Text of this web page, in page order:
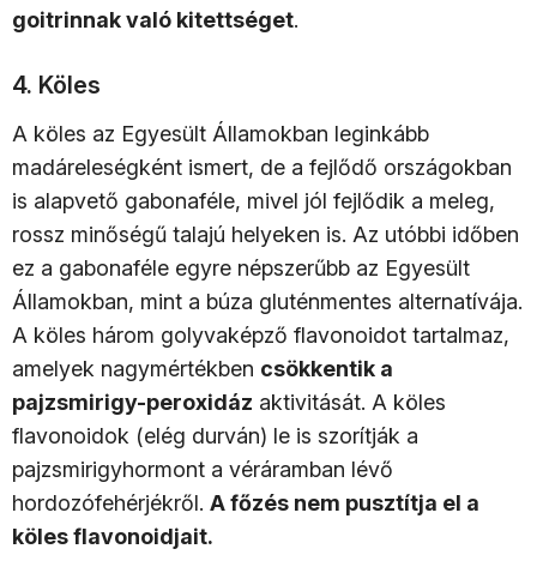
goitrinnak való kitettséget.
4. Köles
A köles az Egyesült Államokban leginkább
madáreleségként ismert, de a fejlődő országokban
is alapvető gabonaféle, mivel jól fejlődik a meleg,
rossz minőségű talajú helyeken is. Az utóbbi időben
ez a gabonaféle egyre népszerűbb az Egyesült
Államokban, mint a búza gluténmentes alternatívája.
A köles három golyvaképző flavonoidot tartalmaz,
amelyek nagymértékben csökkentik a
pajzsmirigy-peroxidáz aktivitását. A köles
flavonoidok (elég durván) le is szorítják a
pajzsmirigyhormont a véráramban lévő
hordozófehérjékről. A főzés nem pusztítja el a
köles flavonoidjait.